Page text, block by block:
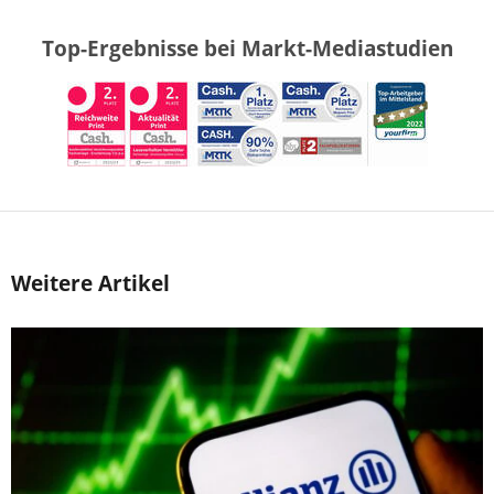
Top-Ergebnisse bei Markt-Mediastudien
Weitere Artikel